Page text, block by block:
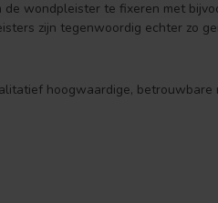
wondpleister te fixeren met
zijn tegenwoordig echter zo
hoogwaardige, betrouwbare